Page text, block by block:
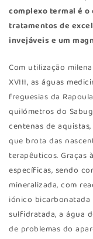
complexo termal é
tratamentos de
invejáveis e um
Com utilização
XVIII, as águas
freguesias da
quilómetros do
centenas de
que brota das
terapêuticos. Graças
específicas, sendo
mineralizada, com
iónico
sulfidratada, a água
de problemas do